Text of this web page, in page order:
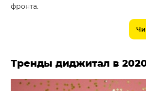
фронта.
Тренды диджитал в